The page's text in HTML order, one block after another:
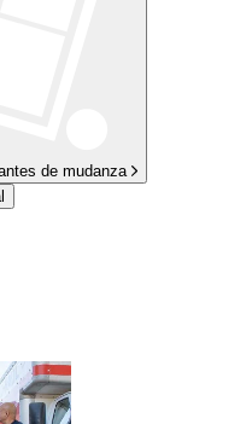
de mudanza